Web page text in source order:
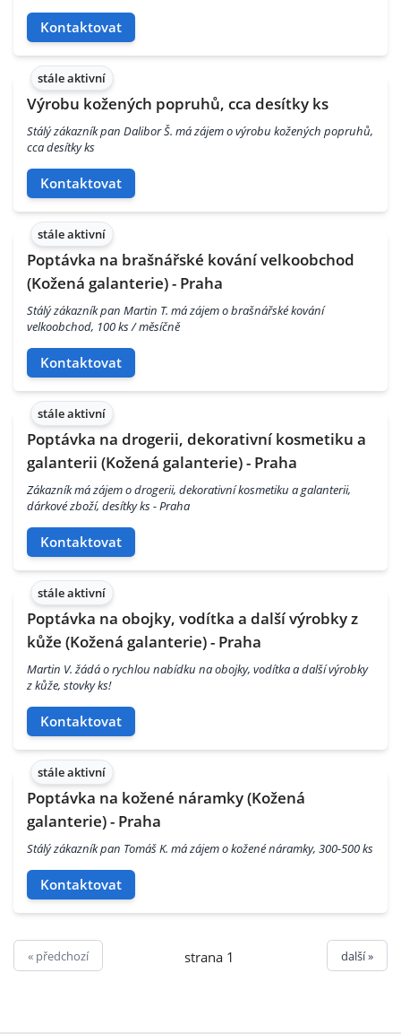
Kontaktovat
stále aktivní
Výrobu kožených popruhů, cca desítky ks
Stálý zákazník pan Dalibor Š. má zájem o výrobu kožených popruhů,
cca desítky ks
Kontaktovat
stále aktivní
Poptávka na brašnářské kování velkoobchod
(Kožená galanterie) - Praha
Stálý zákazník pan Martin T. má zájem o brašnářské kování
velkoobchod, 100 ks / měsíčně
Kontaktovat
stále aktivní
Poptávka na drogerii, dekorativní kosmetiku a
galanterii (Kožená galanterie) - Praha
Zákazník má zájem o drogerii, dekorativní kosmetiku a galanterii,
dárkové zboží, desítky ks - Praha
Kontaktovat
stále aktivní
Poptávka na obojky, vodítka a další výrobky z
kůže (Kožená galanterie) - Praha
Martin V. žádá o rychlou nabídku na obojky, vodítka a další výrobky
z kůže, stovky ks!
Kontaktovat
stále aktivní
Poptávka na kožené náramky (Kožená
galanterie) - Praha
Stálý zákazník pan Tomáš K. má zájem o kožené náramky, 300-500 ks
Kontaktovat
« předchozí strana 1 další »